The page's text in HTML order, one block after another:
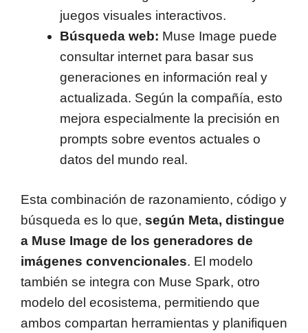
juegos visuales interactivos.
Búsqueda web: Muse Image puede
consultar internet para basar sus
generaciones en información real y
actualizada. Según la compañía, esto
mejora especialmente la precisión en
prompts sobre eventos actuales o
datos del mundo real.
Esta combinación de razonamiento, código y
búsqueda es lo que, según Meta, distingue
a Muse Image de los generadores de
imágenes convencionales. El modelo
también se integra con Muse Spark, otro
modelo del ecosistema, permitiendo que
ambos compartan herramientas y planifiquen